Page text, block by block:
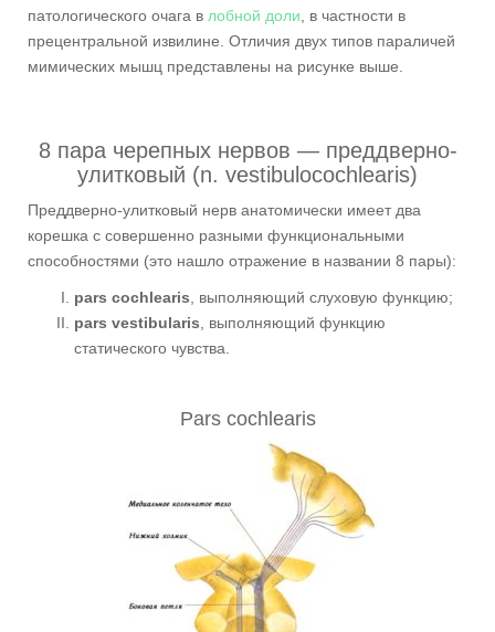
патологического очага в лобной доли , в частности в
прецентральной извилине. Отличия двух типов параличей
мимических мышц представлены на рисунке выше.
8 пара черепных нервов — преддверно-
улитковый (n. vestibulocochlearis)
Преддверно-улитковый нерв анатомически имеет два
корешка с совершенно разными функциональными
способностями (это нашло отражение в названии 8 пары):
pars cochlearis , выполняющий слуховую функцию;
pars vestibularis , выполняющий функцию
статического чувства.
Pars cochlearis